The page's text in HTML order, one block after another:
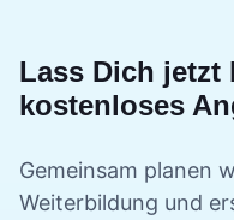
Lass Dich jetzt
kostenloses
Gemeinsam planen
Weiterbildung und